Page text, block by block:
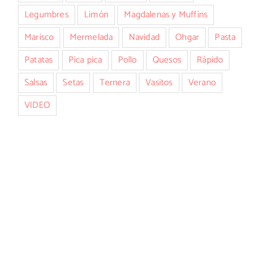
Legumbres
Limón
Magdalenas y Muffins
Marisco
Mermelada Navidad Ohgar
Pasta
Patatas
Pica pica Pollo Quesos
Rápido
Salsas
Setas Ternera Vasitos
Verano
VIDEO